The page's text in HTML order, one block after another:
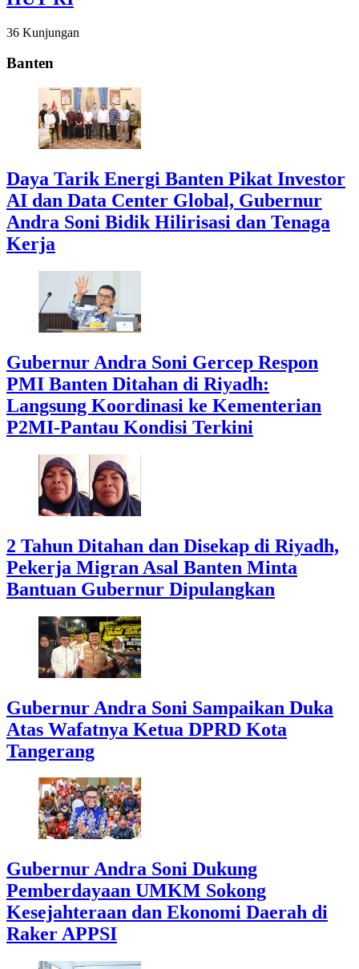
36 Kunjungan
Banten
Daya Tarik Energi Banten Pikat Investor
AI dan Data Center Global, Gubernur
Andra Soni Bidik Hilirisasi dan Tenaga
Kerja
Gubernur Andra Soni Gercep Respon
PMI Banten Ditahan di Riyadh:
Langsung Koordinasi ke Kementerian
P2MI-Pantau Kondisi Terkini
2 Tahun Ditahan dan Disekap di Riyadh,
Pekerja Migran Asal Banten Minta
Bantuan Gubernur Dipulangkan
Gubernur Andra Soni Sampaikan Duka
Atas Wafatnya Ketua DPRD Kota
Tangerang
Gubernur Andra Soni Dukung
Pemberdayaan UMKM Sokong
Kesejahteraan dan Ekonomi Daerah di
Raker APPSI